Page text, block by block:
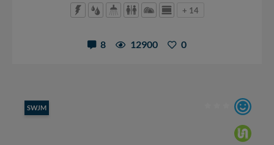
+ 14
8 12900 0
SWJM
danych, zażądać ich poprawienia lub usunięcia,
praw w odniesieniu do informacji zawartych w plikach
Dziękujemy, i życzmy miłego odkrywania Mazur na
nowo...